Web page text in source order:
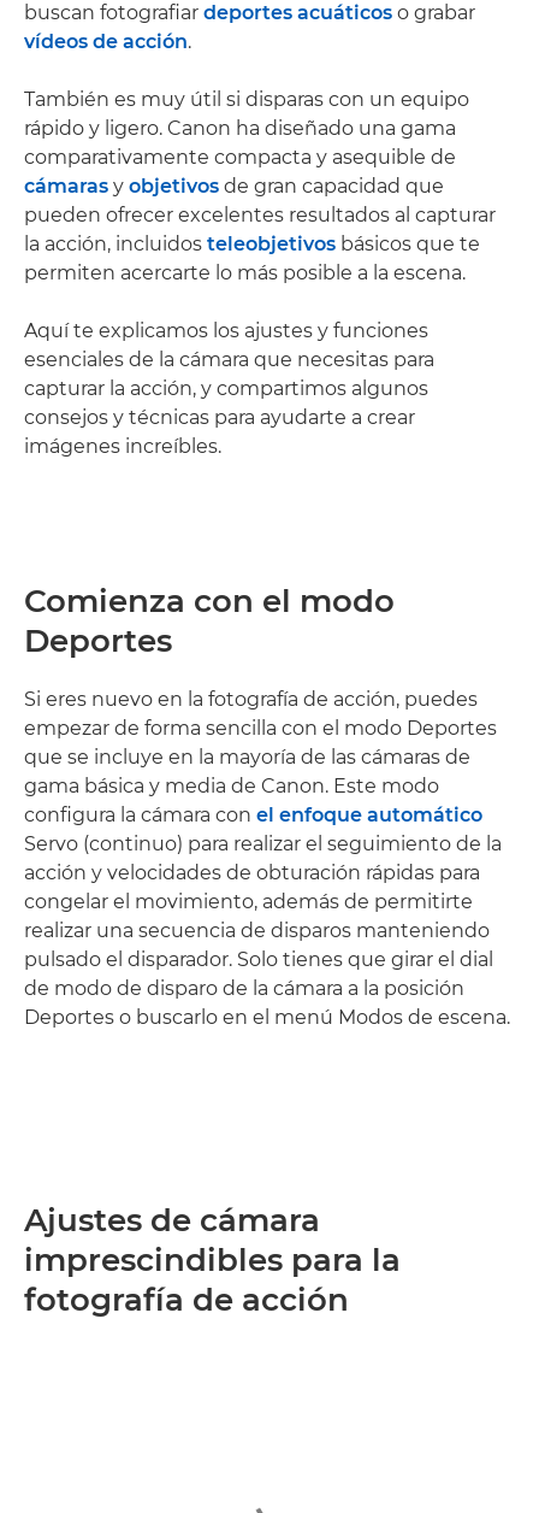
buscan fotografiar deportes acuáticos o grabar
vídeos de acción.
También es muy útil si disparas con un equipo
rápido y ligero. Canon ha diseñado una gama
comparativamente compacta y asequible de
cámaras y objetivos de gran capacidad que
pueden ofrecer excelentes resultados al capturar
la acción, incluidos teleobjetivos básicos que te
permiten acercarte lo más posible a la escena.
Aquí te explicamos los ajustes y funciones
esenciales de la cámara que necesitas para
capturar la acción, y compartimos algunos
consejos y técnicas para ayudarte a crear
imágenes increíbles.
Comienza con el modo
Deportes
Si eres nuevo en la fotografía de acción, puedes
empezar de forma sencilla con el modo Deportes
que se incluye en la mayoría de las cámaras de
gama básica y media de Canon. Este modo
configura la cámara con el enfoque automático
Servo (continuo) para realizar el seguimiento de la
acción y velocidades de obturación rápidas para
congelar el movimiento, además de permitirte
realizar una secuencia de disparos manteniendo
pulsado el disparador. Solo tienes que girar el dial
de modo de disparo de la cámara a la posición
Deportes o buscarlo en el menú Modos de escena.
Ajustes de cámara
imprescindibles para la
fotografía de acción